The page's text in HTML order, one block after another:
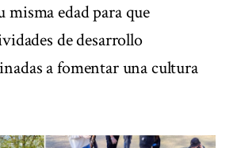
misma edad para que
de desarrollo
a fomentar una cultura